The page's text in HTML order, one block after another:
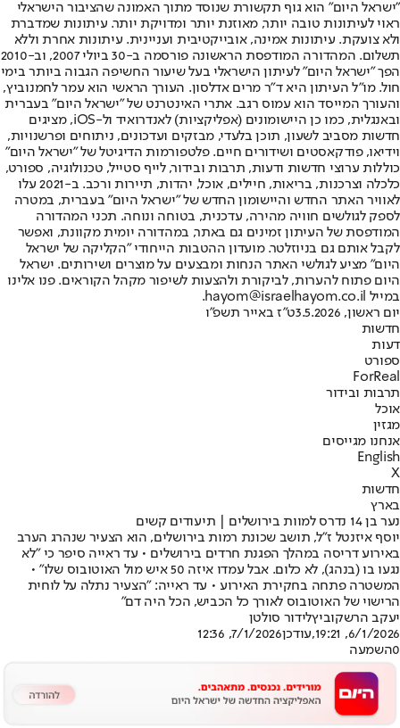
"ישראל היום" הוא גוף תקשורת שנוסד מתוך האמונה שהציבור הישראלי
ראוי לעיתונות טובה יותר, מאוזנת יותר ומדויקת יותר. עיתונות שמדברת
ולא צועקת. עיתונות אמינה, אובייקטיבית ועניינית. עיתונות אחרת וללא
תשלום. המהדורה המודפסת הראשונה פורסמה ב-30 ביולי 2007, וב-2010
הפך "ישראל היום" לעיתון הישראלי בעל שיעור החשיפה הגבוה ביותר בימי
חול. מו"ל העיתון היא ד"ר מרים אדלסון. העורך הראשי הוא עמר לחמנוביץ,
והעורך המייסד הוא עמוס רגב. אתרי האינטרנט של "ישראל היום" בעברית
ובאנגלית, כמו כן היישומונים (אפליקציות) לאנדרואיד ול-iOS, מציגים
חדשות מסביב לשעון, תוכן בלעדי, מבזקים ועדכונים, ניתוחים ופרשנויות,
וידיאו, פודקאסטים ושידורים חיים. פלטפורמות הדיגיטל של "ישראל היום"
כוללות ערוצי חדשות ודעות, תרבות ובידור, לייף סטייל, טכנולוגיה, ספורט,
כלכלה וצרכנות, בריאות, חיילים, אוכל, יהדות, תיירות ורכב. ב-2021 עלו
לאוויר האתר החדש והיישומון החדש של "ישראל היום" בעברית, במטרה
לספק לגולשים חוויה מהירה, עדכנית, בטוחה ונוחה. תכני המהדורה
המודפסת של העיתון זמינים גם באתר, במהדורה יומית מקוונת, ואפשר
לקבל אותם גם בניוזלטר. מועדון ההטבות הייחודי "הקליקה של ישראל
היום" מציע לגולשי האתר הנחות ומבצעים על מוצרים ושירותים. ישראל
היום פתוח להערות, לביקורת ולהצעות לשיפור מקהל הקוראים. פנו אלינו
במייל hayom@israelhayom.co.il.
יום ראשון, 3.5.2026
ט"ז באייר תשפ"ו
חדשות
דעות
ספורט
ForReal
תרבות ובידור
אוכל
מגזין
אנחנו מגייסים
English
X
חדשות
בארץ
נער בן 14 נדרס למוות בירושלים | תיעודים קשים
יוסף איזנטל ז"ל, תושב שכונת רמות בירושלים, הוא הצעיר שנהרג הערב
באירוע דריסה במהלך הפגנת חרדים בירושלים • עד ראייה סיפר כי "לא
נגעו בו (בנהג), לא כלום. אבל עמדו איזה 50 איש מול האוטובוס שלו" •
המשטרה פתחה בחקירת האירוע • עד ראייה: "הצעיר נתלה על לוחית
הרישוי של האוטובוס לאורך כל הכביש, הכל היה דם"
יעקב הרשקוביץלידור סולטן
6/1/2026, 19:21
,עודכן7/1/2026, 12:36
0השמעה